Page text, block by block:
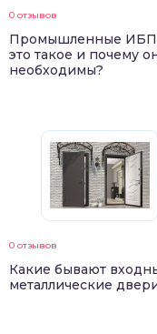
0 отзывов
Промышленные ИБП:
это такое и почему
необходимы?
0 отзывов
Какие бывают
металлические